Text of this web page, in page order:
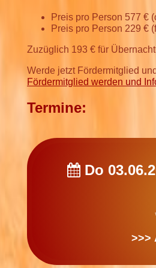
Preis pro Person 577 €
Preis pro Person 229 €
Zuzüglich 193 € für
Werde jetzt Fördermitglied
Fördermitglied werden und
Termine:
>>>